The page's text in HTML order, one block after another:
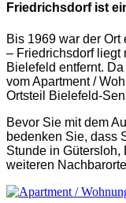
Friedrichsdorf ist
Bis 1969 war der
– Friedrichsdorf liegt
Bielefeld entfernt.
vom Apartment /
Ortsteil Bielefeld-
Bevor Sie mit dem
bedenken Sie, dass
Stunde in
weiteren